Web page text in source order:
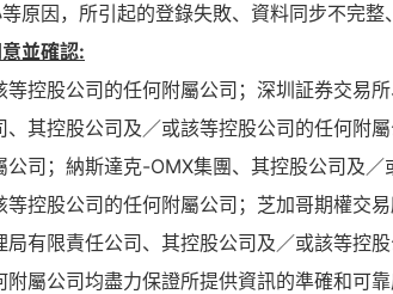
原因，所引起的登錄失敗、資料同步不完整
並確認:
控股公司的任何附屬公司；深圳証券交易
其控股公司及／或該等控股公司的任何附
司；納斯達克-OMX集團、其控股公司及
控股公司的任何附屬公司；芝加哥期權交
有限責任公司、其控股公司及／或該等控
屬公司均盡力保證所提供資訊的準確和可